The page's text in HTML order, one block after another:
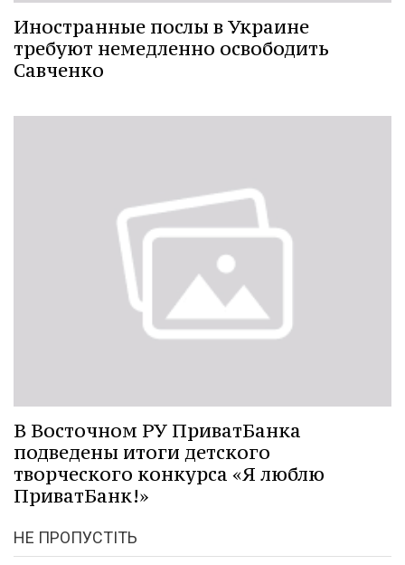
Иностранные послы в Украине
требуют немедленно освободить
Савченко
В Восточном РУ ПриватБанка
подведены итоги детского
творческого конкурса «Я люблю
ПриватБанк!»
НЕ ПРОПУСТІТЬ